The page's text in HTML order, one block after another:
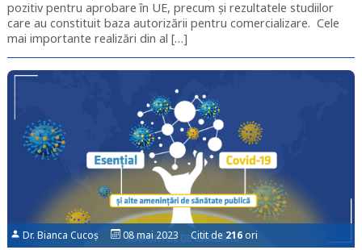
pozitiv pentru aprobare în UE, precum și rezultatele studiilor
care au constituit baza autorizării pentru comercializare. Cele
mai importante realizări din al […]
Dr. Bianca Cucoș 08 mai 2023 Citit de216 ori